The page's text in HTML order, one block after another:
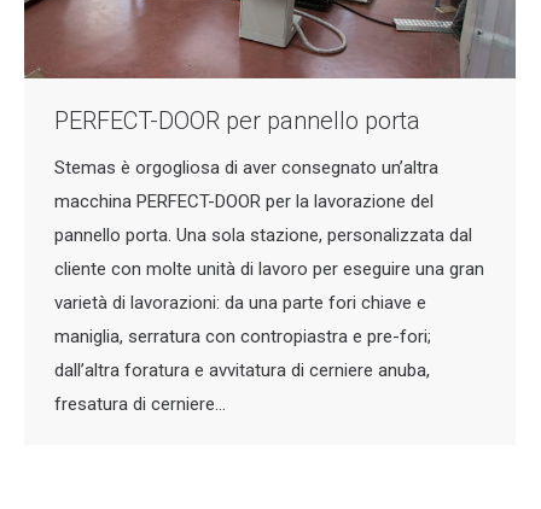
PERFECT-DOOR per pannello porta
Stemas è orgogliosa di aver consegnato un’altra
macchina PERFECT-DOOR per la lavorazione del
pannello porta. Una sola stazione, personalizzata dal
cliente con molte unità di lavoro per eseguire una gran
varietà di lavorazioni: da una parte fori chiave e
maniglia, serratura con contropiastra e pre-fori;
dall’altra foratura e avvitatura di cerniere anuba,
fresatura di cerniere…